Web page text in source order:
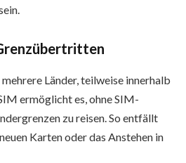
Länder, teilweise innerhalb
ermöglicht es, ohne SIM-
zu reisen. So entfällt
Karten oder das Anstehen in